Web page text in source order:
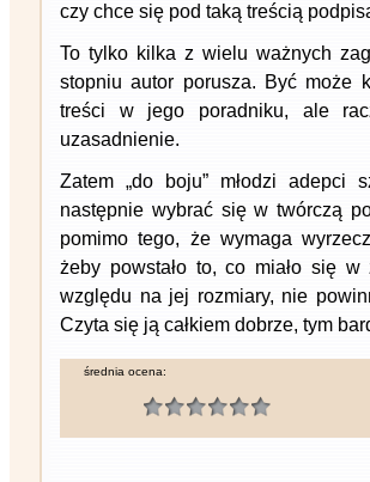
czy chce się pod taką treścią
To tylko kilka z wielu ważnych
stopniu autor porusza. Być może
treści w jego poradniku, ale
uzasadnienie.
Zatem „do boju” młodzi adepci
następnie wybrać się w twórczą
pomimo tego, że wymaga
żeby powstało to, co miało się
względu na jej rozmiary, nie
Czyta się ją całkiem dobrze, tym
średnia ocena: